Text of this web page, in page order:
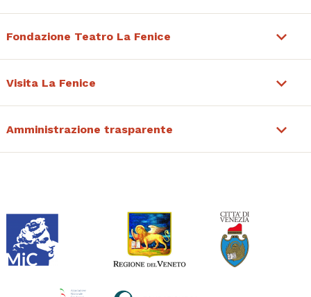
Fondazione Teatro La Fenice
Visita La Fenice
Amministrazione trasparente